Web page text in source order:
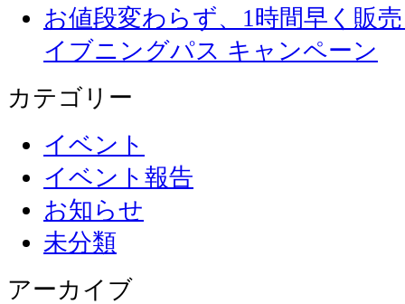
お値段変わらず、1
イブニングパス キャンペーン
カテゴリー
イベント
イベント報告
お知らせ
未分類
アーカイブ